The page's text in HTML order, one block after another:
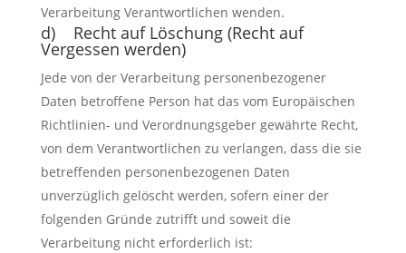
Verarbeitung Verantwortlichen wenden.
d) Recht auf Löschung (Recht auf
Vergessen werden)
Jede von der Verarbeitung personenbezogener
Daten betroffene Person hat das vom Europäischen
Richtlinien- und Verordnungsgeber gewährte Recht,
von dem Verantwortlichen zu verlangen, dass die sie
betreffenden personenbezogenen Daten
unverzüglich gelöscht werden, sofern einer der
folgenden Gründe zutrifft und soweit die
Verarbeitung nicht erforderlich ist: